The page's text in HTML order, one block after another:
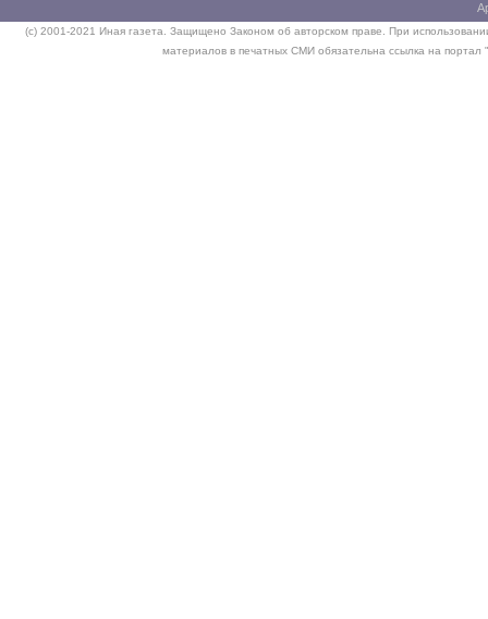
(c) 2001-2021 Иная газета. Защищено Законом об авторском праве. При
материалов в печатных СМИ обязательна ссылка на